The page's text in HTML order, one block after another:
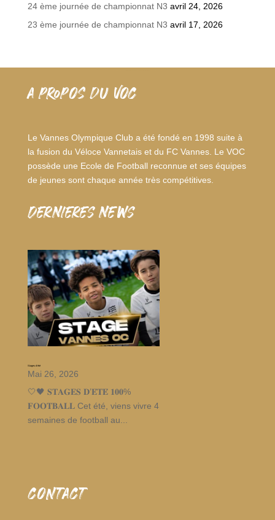
24 ème journée de championnat N3 avril 24, 2026
23 ème journée de championnat N3 avril 17, 2026
A PROPOS DU VOC
Le Vannes Olympique Club a été fondé en 1998 suite à
la fusion du Véloce Vannetais et du FC Vannes. Le VOC
possède une Ecole de Football reconnue et ses équipes
de jeunes sont chaque année très compétitives.
dernieres news
Stages d’été
Mai 26, 2026
🤍🖤 𝐒𝐓𝐀𝐆𝐄𝐒 𝐃’𝐄́𝐓𝐄́ 𝟏𝟎𝟎%
𝐅𝐎𝐎𝐓𝐁𝐀𝐋𝐋 Cet été, viens vivre 4
semaines de football au...
CONTACT